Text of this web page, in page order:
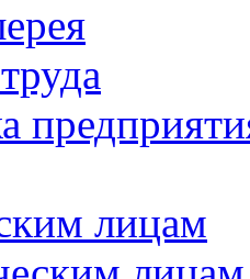
лицам